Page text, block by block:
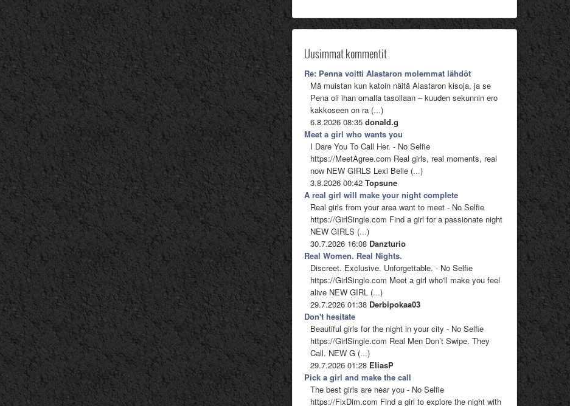
Uusimmat kommentit
Re: Penna voitti Alastaron molemmat lähdöt
Mä muistan kun katoin näitä Alastaron kisoja, ja se
Pena oli ihan omalla tasollaan – kuuden sekunnin ero
kakkoseen on ra (...)
6.8.2026 08:35 donald.g
Meet a girl who wants you
I Dare You To Call Her. - No Selfie
https://MeetAgree.com Real girls, real moments, real
now NEW GIRLS Lexi Belle (...)
3.8.2026 00:42 Topsune
A real girl will make your night complete
Real girls from your area want to meet - No Selfie
https://GirlSingle.com Find a girl for a passionate night
NEW GIRLS (...)
30.7.2026 16:08 Danzturio
Real Women. Real Nights.
Discreet. Exclusive. Unforgettable. - No Selfie
https://GirlSingle.com Meet a girl who'll make you feel
alive NEW GIRL (...)
29.7.2026 01:38 Derbipokaa03
Don't hesitate
Beautiful girls for the night in your city - No Selfie
https://GirlSingle.com Real Men Don’t Swipe. They
Call. NEW G (...)
29.7.2026 01:28 EliasP
Pick a girl and make the call
The best girls are near you - No Selfie
https://FixDim.com Find a girl to explore the night with